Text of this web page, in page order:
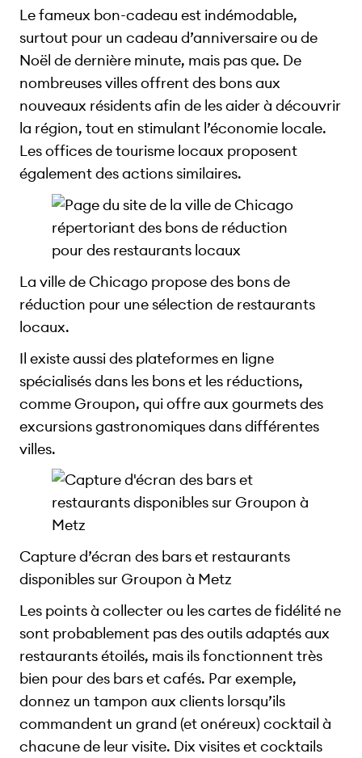
Le fameux bon-cadeau est indémodable,
surtout pour un cadeau d’anniversaire ou de
Noël de dernière minute, mais pas que. De
nombreuses villes offrent des bons aux
nouveaux résidents afin de les aider à découvrir
la région, tout en stimulant l’économie locale.
Les offices de tourisme locaux proposent
également des actions similaires.
La ville de Chicago propose des bons de
réduction pour une sélection de restaurants
locaux.
Il existe aussi des plateformes en ligne
spécialisés dans les bons et les réductions,
comme Groupon, qui offre aux gourmets des
excursions gastronomiques dans différentes
villes.
Capture d’écran des bars et restaurants
disponibles sur Groupon à Metz
Les points à collecter ou les cartes de fidélité ne
sont probablement pas des outils adaptés aux
restaurants étoilés, mais ils fonctionnent très
bien pour des bars et cafés. Par exemple,
donnez un tampon aux clients lorsqu’ils
commandent un grand (et onéreux) cocktail à
chacune de leur visite. Dix visites et cocktails